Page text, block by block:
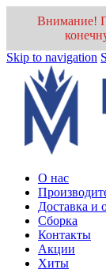
Внимание!
Skip to navigation
О нас
Доставка и
Cборка
Контакты
Акции
Хиты